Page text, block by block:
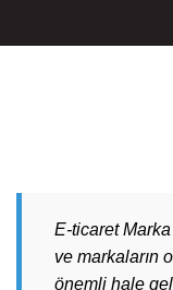
E-ticaret
ve markaların
önemli hale